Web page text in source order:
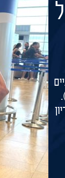
(שלישי, 20:30).